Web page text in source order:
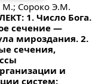
Сороко Э.М.
1. Число Бога.
сечение —
мироздания. 2.
сечения,
и
систем: